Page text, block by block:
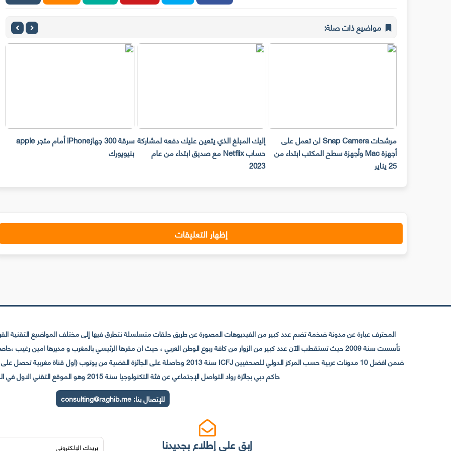
مواضيع ذات صلة:
مرشحات Snap Camera لن تعمل على
أجهزة Mac وأجهزة سطح المكتب ابتداء من
25 يناير
إليك المبلغ الذي يتعين عليك دفعه لمشاركة
حساب Netflix مع صديق ابتداء من عام
2023
سرقة 300 جهازiPhone أمام متجر apple
بنيويورك
إظهار التعليقات
المحترف عبارة عن مدونة ضخمة تضم عدد كبير من الفيديوهات المصورة عن طريق حلقات متسلسلة نتطرق فيها إلى مختلف المواضيع التقنية
حاكم دبي بجائزة رواد التواصل الإجتماعي عن فئة التكنولوجيا سنة 2015 وهو الموقع التقني الاول في المغرب والعالم العربي
للإتصال بنا:consulting@raghib.me
إبق على إطلاع بجديدنا